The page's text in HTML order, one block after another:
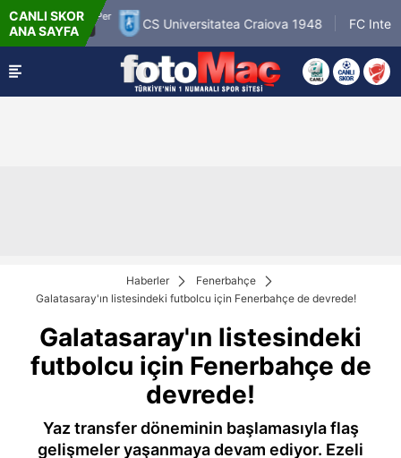
CANLI SKOR
ANA SAYFA
CS Universitatea Craiova 1948 FC Inter Turku
6.8.2026
Haberler
Fenerbahçe
Galatasaray'ın listesindeki futbolcu için Fenerbahçe de devrede!
Galatasaray'ın listesindeki
futbolcu için Fenerbahçe de
devrede!
Yaz transfer döneminin başlamasıyla flaş
gelişmeler yaşanmaya devam ediyor. Ezeli